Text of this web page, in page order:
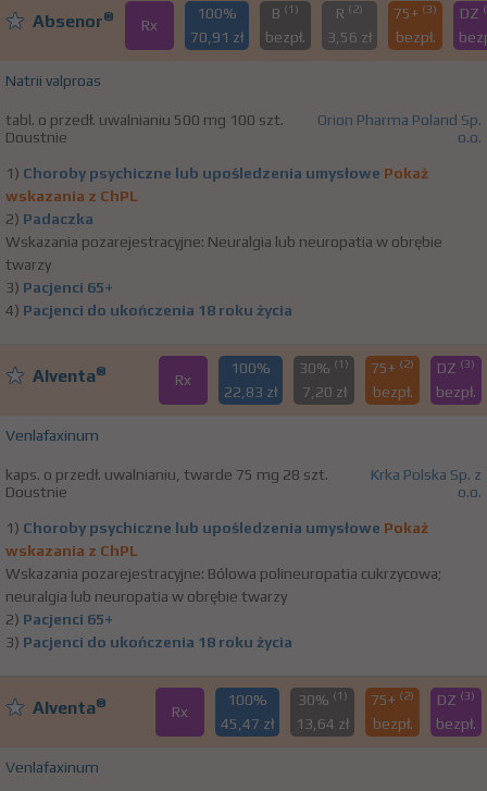
Absenor® Rx
100%
70,91 zł
B (1)
bezpł.
R (2)
3,56 zł
75+ (3)
bezpł.
DZ
Natrii valproas
tabl. o przedł. uwalnianiu 500 mg 100 szt.
Doustnie
Orion Pharma Poland Sp.
o.o.
1) Choroby psychiczne lub upośledzenia umysłowe Pokaż
wskazania z ChPL
2) Padaczka
Wskazania pozarejestracyjne: Neuralgia lub neuropatia w obrębie
twarzy
3) Pacjenci 65+
4) Pacjenci do ukończenia 18 roku życia
Alventa® Rx
100%
22,83 zł
30% (1)
7,20 zł
75+ (2)
bezpł.
DZ (3)
bezpł.
Venlafaxinum
kaps. o przedł. uwalnianiu, twarde 75 mg 28 szt.
Doustnie
Krka Polska Sp. z
o.o.
1) Choroby psychiczne lub upośledzenia umysłowe Pokaż
wskazania z ChPL
Wskazania pozarejestracyjne: Bólowa polineuropatia cukrzycowa;
neuralgia lub neuropatia w obrębie twarzy
2) Pacjenci 65+
3) Pacjenci do ukończenia 18 roku życia
Alventa® Rx
100%
45,47 zł
30% (1)
13,64 zł
75+ (2)
bezpł.
DZ (3)
bezpł.
Venlafaxinum